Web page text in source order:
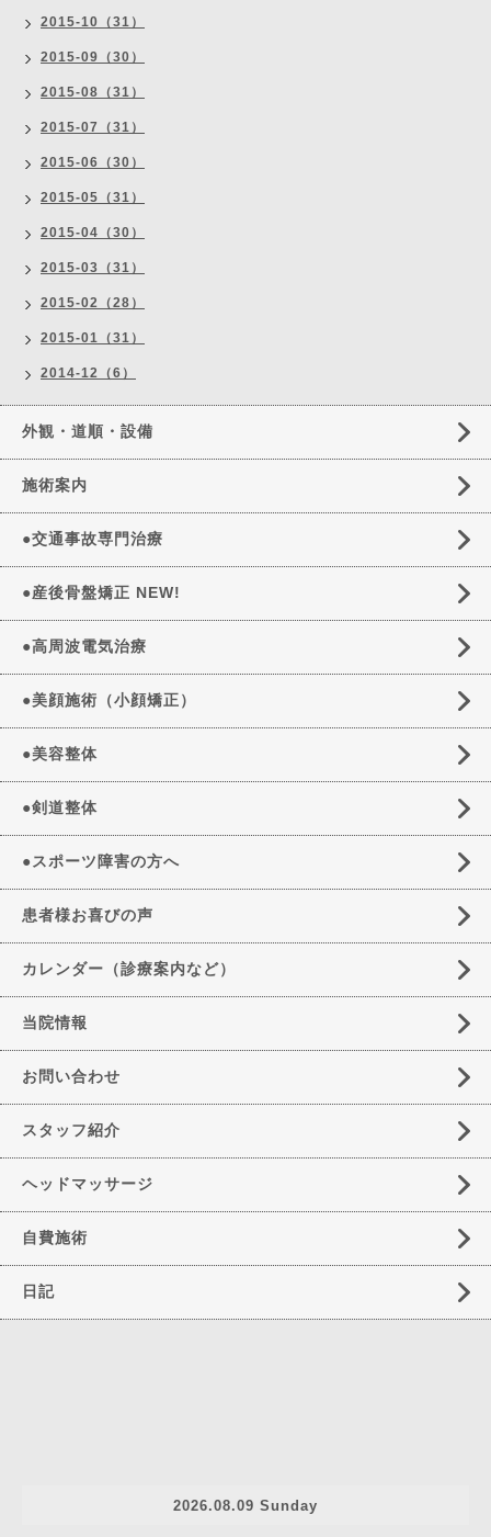
2015-10（31）
2015-09（30）
2015-08（31）
2015-07（31）
2015-06（30）
2015-05（31）
2015-04（30）
2015-03（31）
2015-02（28）
2015-01（31）
2014-12（6）
外観・道順・設備
施術案内
●交通事故専門治療
●産後骨盤矯正 NEW!
●高周波電気治療
●美顔施術（小顔矯正）
●美容整体
●剣道整体
●スポーツ障害の方へ
患者様お喜びの声
カレンダー（診療案内など）
当院情報
お問い合わせ
スタッフ紹介
ヘッドマッサージ
自費施術
日記
2026.08.09 Sunday